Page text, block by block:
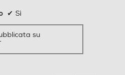
✔ Sì
su